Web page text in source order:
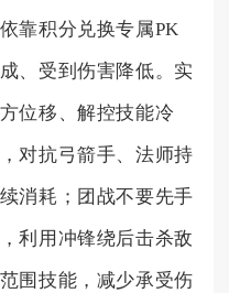
靠积分兑换专属PK
、受到伤害降低。实
位移、解控技能冷
对抗弓箭手、法师持
消耗；团战不要先手
利用冲锋绕后击杀敌
围技能，减少承受伤